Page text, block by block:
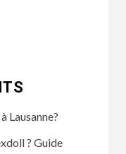
Lausanne?
? Guide